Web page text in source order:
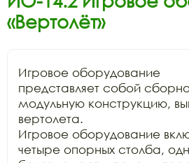
«Вертолёт»
Игровое оборудование
представляет собой
модульную конструкцию,
вертолета.
Игровое оборудование
четыре опорных столба,